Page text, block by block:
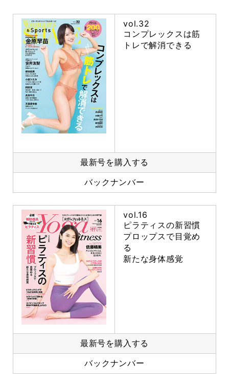
vol.32
コンプレックスは筋
トレで解消できる
最新号を購入する
バックナンバー
vol.16
ピラティスの新習慣
プロップスで目覚め
る
新たな身体感覚
最新号を購入する
バックナンバー